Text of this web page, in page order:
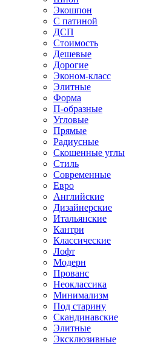
Экошпон
С патиной
ДСП
Стоимость
Дешевые
Дорогие
Эконом-класс
Элитные
Форма
П-образные
Угловые
Прямые
Радиусные
Скошенные углы
Стиль
Современные
Евро
Английские
Дизайнерские
Итальянские
Кантри
Классические
Лофт
Модерн
Прованс
Неоклассика
Минимализм
Под старину
Скандинавские
Элитные
Эксклюзивные